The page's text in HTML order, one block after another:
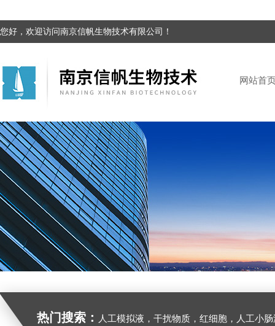
您好，欢迎访问南京信帆生物技术有限公司！
网站首
热门搜索： 人工模拟液，干扰物质，红细胞，人工小